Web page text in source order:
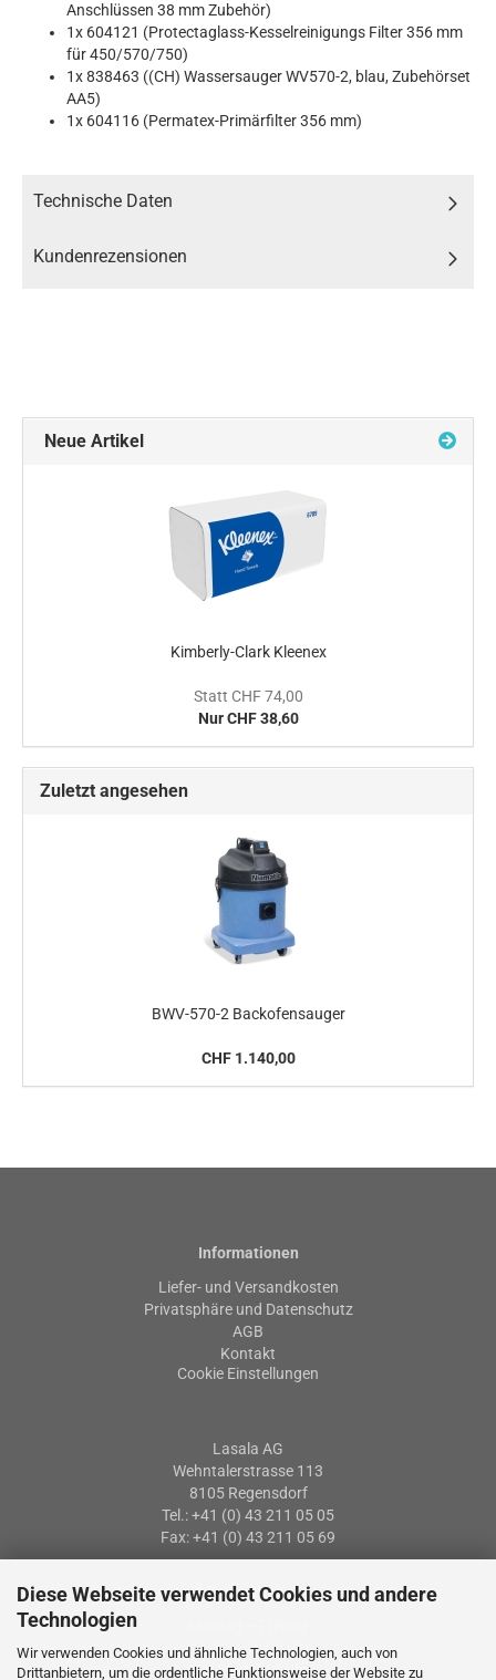
Diese Webseite verwendet Cookies und andere
Technologien
Wir verwenden Cookies und ähnliche Technologien, auch von
Drittanbietern, um die ordentliche Funktionsweise der Website zu
Anschlüssen 38 mm Zubehör)
1x 604121 (Protectaglass-Kesselreinigungs Filter 356 mm
für 450/570/750)
1x 838463 ((CH) Wassersauger WV570-2, blau, Zubehörset
AA5)
1x 604116 (Permatex-Primärfilter 356 mm)
Technische Daten
Kundenrezensionen
Neue Artikel
Kimberly-Clark Kleenex
Statt CHF 74,00
Nur CHF 38,60
Zuletzt angesehen
BWV-570-2 Backofensauger
CHF 1.140,00
Informationen
Liefer- und Versandkosten
Privatsphäre und Datenschutz
AGB
Kontakt
Cookie Einstellungen
Lasala AG
Wehntalerstrasse 113
8105 Regensdorf
Tel.: +41 (0) 43 211 05 05
Fax: +41 (0) 43 211 05 69
Öffnungszeiten
07: 30 – 12:00 Uhr
13:15 – 17:15 Uhr